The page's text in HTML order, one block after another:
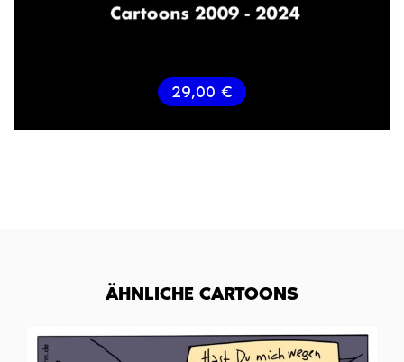
29,00 €
ÄHNLICHE CARTOONS